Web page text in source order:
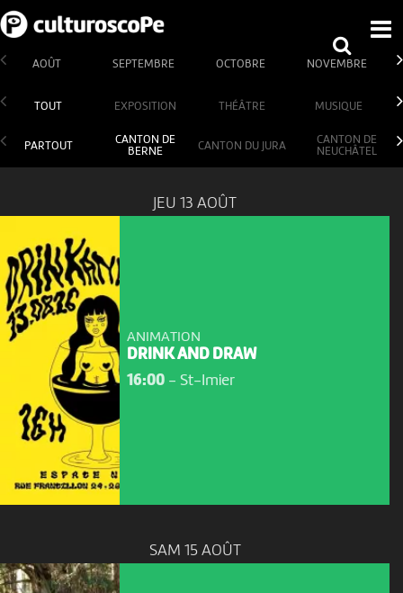
AOÛT SEPTEMBRE OCTOBRE NOVEMBRE
TOUT EXPOSITION THÉÂTRE MUSIQUE
PARTOUT
CANTON DE
BERNE
CANTON DU JURA
CANTON DE
NEUCHÂTEL
JEU 13 AOÛT
ANIMATION
DRINK AND DRAW
16:00- St-Imier
SAM 15 AOÛT